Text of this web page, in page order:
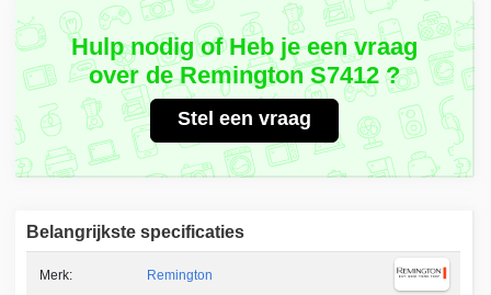
Hulp nodig of Heb je een vraag
over de Remington S7412 ?
Stel een vraag
Belangrijkste specificaties
Merk: Remington